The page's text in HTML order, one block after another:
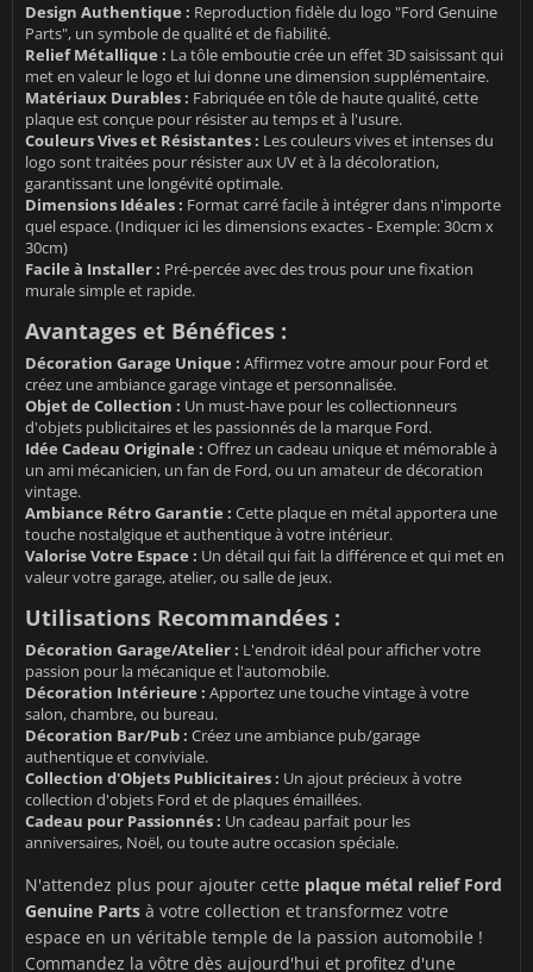
Design Authentique : Reproduction fidèle du logo "Ford Genuine
Parts", un symbole de qualité et de fiabilité.
Relief Métallique : La tôle emboutie crée un effet 3D saisissant qui
met en valeur le logo et lui donne une dimension supplémentaire.
Matériaux Durables : Fabriquée en tôle de haute qualité, cette
plaque est conçue pour résister au temps et à l'usure.
Couleurs Vives et Résistantes : Les couleurs vives et intenses du
logo sont traitées pour résister aux UV et à la décoloration,
garantissant une longévité optimale.
Dimensions Idéales : Format carré facile à intégrer dans n'importe
quel espace. (Indiquer ici les dimensions exactes - Exemple: 30cm x
30cm)
Facile à Installer : Pré-percée avec des trous pour une fixation
murale simple et rapide.
Avantages et Bénéfices :
Décoration Garage Unique : Affirmez votre amour pour Ford et
créez une ambiance garage vintage et personnalisée.
Objet de Collection : Un must-have pour les collectionneurs
d'objets publicitaires et les passionnés de la marque Ford.
Idée Cadeau Originale : Offrez un cadeau unique et mémorable à
un ami mécanicien, un fan de Ford, ou un amateur de décoration
vintage.
Ambiance Rétro Garantie : Cette plaque en métal apportera une
touche nostalgique et authentique à votre intérieur.
Valorise Votre Espace : Un détail qui fait la différence et qui met en
valeur votre garage, atelier, ou salle de jeux.
Utilisations Recommandées :
Décoration Garage/Atelier : L'endroit idéal pour afficher votre
passion pour la mécanique et l'automobile.
Décoration Intérieure : Apportez une touche vintage à votre
salon, chambre, ou bureau.
Décoration Bar/Pub : Créez une ambiance pub/garage
authentique et conviviale.
Collection d'Objets Publicitaires : Un ajout précieux à votre
collection d'objets Ford et de plaques émaillées.
Cadeau pour Passionnés : Un cadeau parfait pour les
anniversaires, Noël, ou toute autre occasion spéciale.
N'attendez plus pour ajouter cette plaque métal relief Ford
Genuine Parts à votre collection et transformez votre
espace en un véritable temple de la passion automobile !
Commandez la vôtre dès aujourd'hui et profitez d'une